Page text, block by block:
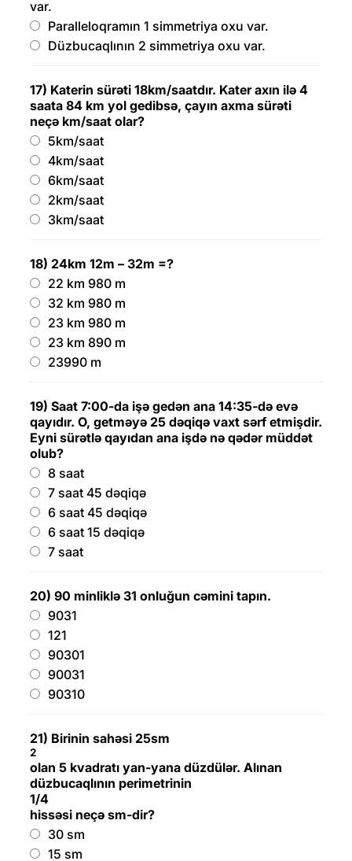
var.
Paralleloqramın 1 simmetriya oxu var.
Düzbucaqlının 2 simmetriya oxu var.
17) Katerin sürəti 18km/saatdır. Kater axın ilə 4
saata 84 km yol gedibsə, çayın axma sürəti
neçə km/saat olar?
5km/saat
4km/saat
6km/saat
2km/saat
3km/saat
18) 24km 12m – 32m =?
22 km 980 m
32 km 980 m
23 km 980 m
23 km 890 m
23990 m
19) Saat 7:00-da işə gedən ana 14:35-də evə
qayıdır. O, getməyə 25 dəqiqə vaxt sərf etmişdir.
Eyni sürətlə qayıdan ana işdə nə qədər müddət
olub?
8 saat
7 saat 45 dəqiqə
6 saat 45 dəqiqə
6 saat 15 dəqiqə
7 saat
20) 90 minliklə 31 onluğun cəmini tapın.
9031
121
90301
90031
90310
21) Birinin sahəsi 25sm
2
olan 5 kvadratı yan-yana düzdülər. Alınan
düzbucaqlının perimetrinin
1/4
hissəsi neçə sm-dir?
30 sm
15 sm